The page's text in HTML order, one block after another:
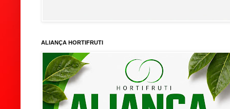
ALIANÇA HORTIFRUTI